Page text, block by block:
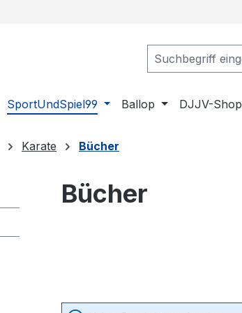
SportUndSpiel99 Ballop DJJV-Shop
Karate Bücher
Bücher